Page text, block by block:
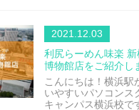
2021.12.03
利尻らーめん味楽
博物館店をご紹介し
こんにちは！横浜駅
いやすいパソコンス
キャンパス横浜校で